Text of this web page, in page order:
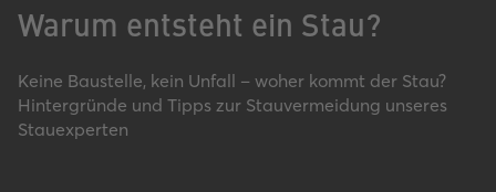
Warum entsteht ein Stau?
Keine Baustelle, kein Unfall – woher kommt der Stau?
Hintergründe und Tipps zur Stauvermeidung unseres
Stauexperten